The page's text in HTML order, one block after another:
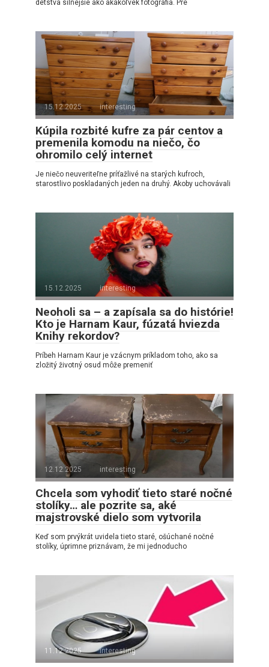
detstva silnejšie ako akákoľvek fotografia. Pre
15.12.2025 interesting
Kúpila rozbité kufre za pár centov a
premenila komodu na niečo, čo
ohromilo celý internet
Je niečo neuveriteľne príťažlivé na starých kufroch,
starostlivo poskladaných jeden na druhý. Akoby uchovávali
15.12.2025 interesting
Neoholi sa – a zapísala sa do histórie!
Kto je Harnam Kaur, fúzatá hviezda
Knihy rekordov?
Príbeh Harnam Kaur je vzácnym príkladom toho, ako sa
zložitý životný osud môže premeniť
12.12.2025 interesting
Chcela som vyhodiť tieto staré nočné
stolíky… ale pozrite sa, aké
majstrovské dielo som vytvorila
Keď som prvýkrát uvidela tieto staré, ošúchané nočné
stolíky, úprimne priznávam, že mi jednoducho
11.12.2025 interesting